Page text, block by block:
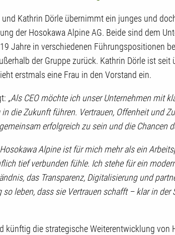
Kathrin Dörle übernimmt ein junges und
der Hosokawa Alpine AG. Beide sind dem
Jahre in verschiedenen Führungspositionen
der Gruppe zurück. Kathrin Dörle ist
erstmals eine Frau in den Vorstand ein.
„Als CEO möchte ich unser Unternehmen mit
die Zukunft führen. Vertrauen, Offenheit und
erfolgreich zu sein und die Chancen
Alpine ist für mich mehr als ein
tief verbunden fühle. Ich stehe für ein
das Transparenz, Digitalisierung und
leben, dass sie Vertrauen schafft – klar in
künftig die strategische Weiterentwicklung von